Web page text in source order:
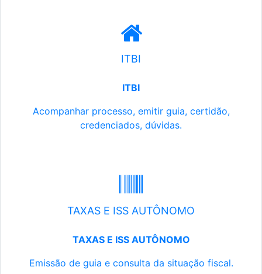
ITBI
ITBI
Acompanhar processo, emitir guia, certidão,
credenciados, dúvidas.
TAXAS E ISS AUTÔNOMO
TAXAS E ISS AUTÔNOMO
Emissão de guia e consulta da situação fiscal.